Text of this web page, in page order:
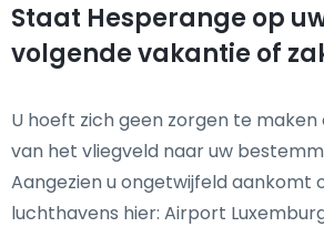
Staat Hesperange op
volgende vakantie of
U hoeft zich geen zorgen te
van het vliegveld naar uw
Aangezien u ongetwijfeld aankomt
luchthavens hier: Airport